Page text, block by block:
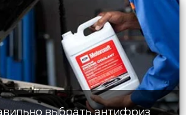
выбрать антифриз